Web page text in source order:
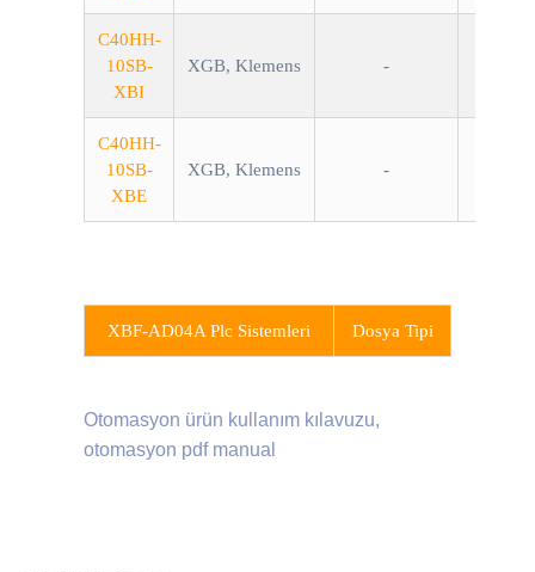
C40HH-
10SB-
XBI
XGB, Klemens -
C40HH-
10SB-
XBE
XGB, Klemens -
XBF-AD04A Plc Sistemleri Dosya Tipi
Otomasyon ürün kullanım kılavuzu,
otomasyon pdf manual